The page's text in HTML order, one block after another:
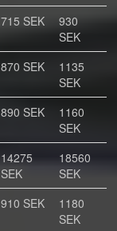
715 SEK
930
SEK
870 SEK
1135
SEK
890 SEK
1160
SEK
14275
SEK
18560
SEK
910 SEK
1180
SEK